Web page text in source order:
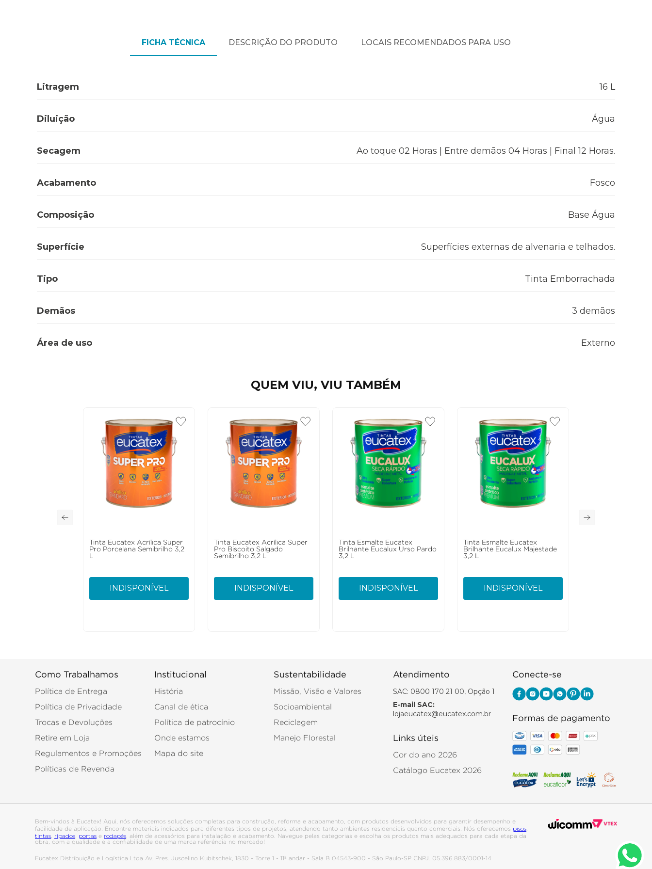
FICHA TÉCNICA DESCRIÇÃO DO PRODUTO LOCAIS RECOMENDADOS PARA USO
Litragem 16 L
Diluição Água
Secagem Ao toque 02 Horas | Entre demãos 04 Horas | Final 12 Horas.
Acabamento Fosco
Composição Base Água
Superfície Superfícies externas de alvenaria e telhados.
Tipo Tinta Emborrachada
Demãos 3 demãos
Área de uso Externo
QUEM VIU, VIU TAMBÉM
Tinta Eucatex Acrílica Super
Pro Porcelana Semibrilho 3,2
INDISPONÍVEL
Tinta Eucatex Acrílica Super
Pro Biscoito Salgado
Semibrilho 3,2 L
INDISPONÍVEL
Tinta Esmalte Eucatex
Brilhante Eucalux Urso Pardo
3,2 L
INDISPONÍVEL
Tinta Esmalte Eucatex
Brilhante Eucalux Majestade
3,2 L
INDISPONÍVEL
Como Trabalhamos
Política de Entrega
Política de Privacidade
Trocas e Devoluções
Retire em Loja
Regulamentos e Promoções
Políticas de Revenda
Institucional
História
Canal de ética
Política de patrocínio
Onde estamos
Mapa do site
Sustentabilidade
Missão, Visão e Valores
Socioambiental
Reciclagem
Manejo Florestal
Atendimento
SAC: 0800 170 21 00, Opção 1
E-mail SAC:
lojaeucatex@eucatex.com.br
Links úteis
Cor do ano 2026
Catálogo Eucatex 2026
Conecte-se
Formas de pagamento
Bem-vindos à Eucatex! Aqui, nós oferecemos soluções completas para construção, reforma e acabamento, com produtos desenvolvidos para garantir desempenho e
facilidade de aplicação. Encontre materiais indicados para diferentes tipos de projetos, atendendo tanto ambientes residenciais quanto comerciais. Nós oferecemos pisos
tintas ripados portas e rodapés , além de acessórios para instalação e acabamento. Navegue pelas categorias e escolha os produtos mais adequados para cada etapa da
obra, com a qualidade e a confiabilidade de uma marca referência no mercado!
Eucatex Distribuição e Logística Ltda Av. Pres. Juscelino Kubitschek, 1830 - Torre 1 - 11º andar - Sala B 04543-900 - São Paulo-SP CNPJ. 05.396.883/0001-14